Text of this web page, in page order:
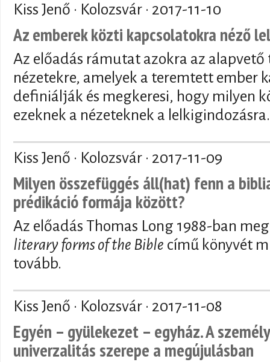
Kiss Jenő · Kolozsvár · 2017-11-10
Az emberek közti kapcsolatokra néző
Az előadás rámutat azokra az
nézetekre, amelyek a teremtett ember
definiálják és megkeresi, hogy milyen
ezeknek a nézeteknek a lelkigindozásra.
Kiss Jenő · Kolozsvár · 2017-11-09
Milyen összefüggés áll(hat) fenn a
prédikáció formája között?
Az előadás Thomas Long 1988-ban
literary forms of the Bible című könyvét
tovább.
Kiss Jenő · Kolozsvár · 2017-11-08
Egyén – gyülekezet – egyház. A
univerzalitás szerepe a megújulásban